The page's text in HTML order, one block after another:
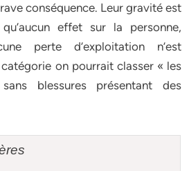
conséquence. Leur gravité est
qu’aucun effet sur la personne,
perte d’exploitation n’est
on pourrait classer « les
blessures présentant des